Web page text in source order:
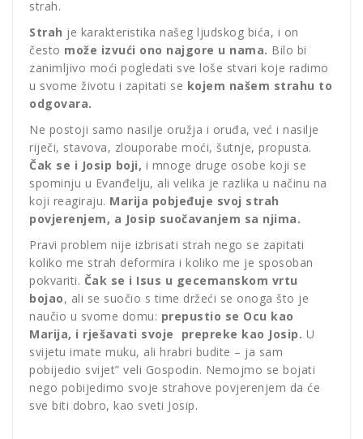
strah.
Strah je karakteristika našeg ljudskog bića, i on
često može izvući ono najgore u nama. Bilo bi
zanimljivo moći pogledati sve loše stvari koje radimo
u svome životu i zapitati se kojem našem strahu to
odgovara.
Ne postoji samo nasilje oružja i oruđa, već i nasilje
riječi, stavova, zlouporabe moći, šutnje, propusta.
Čak se i Josip boji, i mnoge druge osobe koji se
spominju u Evanđelju, ali velika je razlika u načinu na
koji reagiraju. Marija pobjeđuje svoj strah
povjerenjem, a Josip suočavanjem sa njima.
Pravi problem nije izbrisati strah nego se zapitati
koliko me strah deformira i koliko me je sposoban
pokvariti. Čak se i Isus u gecemanskom vrtu
bojao, ali se suočio s time držeći se onoga što je
naučio u svome domu: prepustio se Ocu kao
Marija, i rješavati svoje prepreke kao Josip. U
svijetu imate muku, ali hrabri budite – ja sam
pobijedio svijet” veli Gospodin. Nemojmo se bojati
nego pobijedimo svoje strahove povjerenjem da će
sve biti dobro, kao sveti Josip.